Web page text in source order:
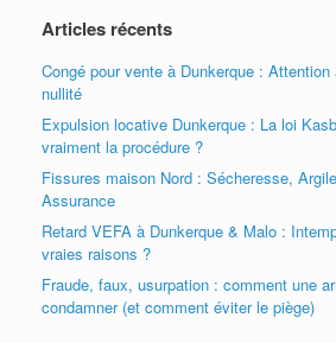
Articles récents
Congé pour vente à Dunkerque :
nullité
Expulsion locative Dunkerque : La loi
vraiment la procédure ?
Fissures maison Nord : Sécheresse,
Assurance
Retard VEFA à Dunkerque & Malo :
vraies raisons ?
Fraude, faux, usurpation : comment une
condamner (et comment éviter le piège)